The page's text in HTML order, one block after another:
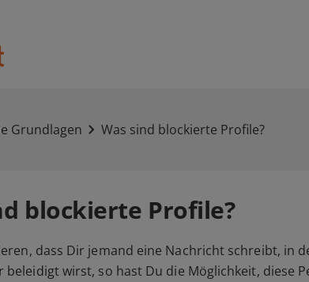
Grundlagen Was sind blockierte Profile?
blockierte Profile?
dass Dir jemand eine Nachricht schreibt, in
beleidigt wirst, so hast Du die Möglichkeit, diese